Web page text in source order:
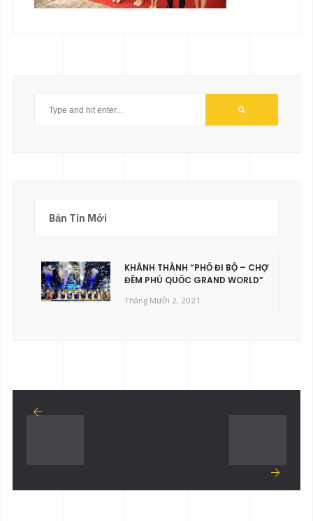
Bản Tin Mới
KHÁNH THÀNH “PHỐ ĐI BỘ – CHỢ
ĐÊM PHÚ QUỐC GRAND WORLD”
Tháng Mười 2, 2021